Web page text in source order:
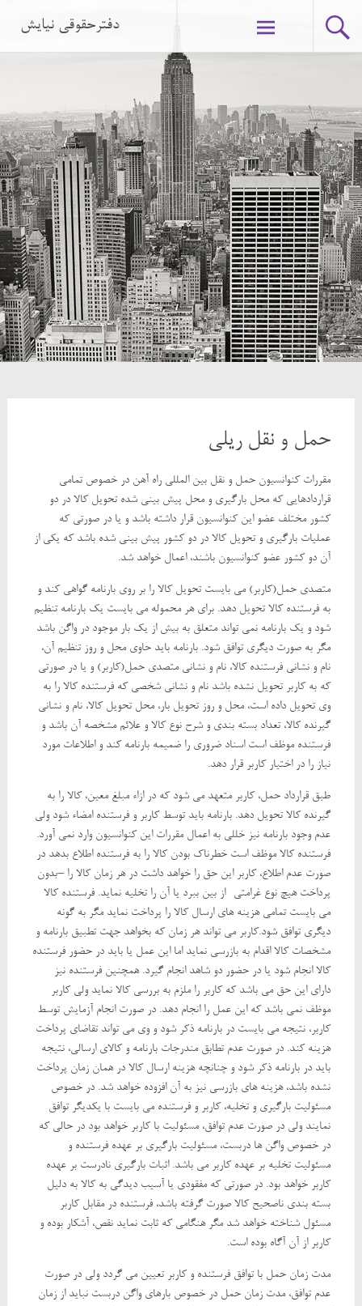
دفترحقوقی نیایش
Skip to content
حمل و نقل ریلی
مقررات کنوانسیون حمل و نقل بین المللی راه آهن در خصوص تمامی
قراردادهایی که محل بارگیری و محل پیش بینی شده تحویل کالا در دو
کشور مختلف عضو این کنوانسیون قرار داشته باشد و یا در صورتی که
عملیات بارگیری و تحویل کالا در دو کشور پیش بینی شده باشد که یکی از
آن دو کشور عضو کنوانسیون باشند، اعمال خواهد شد.
متصدی حمل(کاربر) می بایست تحویل کالا را بر روی بارنامه گواهی کند و
به فرستنده کالا تحویل دهد. برای هر محموله می بایست یک بارنامه تنظیم
شود و یک بارنامه نمی تواند متعلق به بیش از یک بار موجود در واگن باشد
مگر به صورت دیگری توافق شود. بارنامه باید حاوی محل و روز تنظیم آن،
نام و نشانی فرستنده کالا، نام و نشانی متصدی حمل(کاربر) و یا در صورتی
که به کاربر تحویل نشده باشد نام و نشانی شخصی که فرستنده کالا را به
وی تحویل داده است، محل و روز تحویل بار، محل تحویل کالا، نام و نشانی
گیرنده کالا، تعداد بسته بندی و شرح نوع کالا و علائم مشخصه آن باشد و
فرستنده موظف است اسناد ضروری را ضمیمه بارنامه کند و اطلاعات مورد
نیاز را در اختیار کاربر قرار دهد.
طبق قرارداد حمل، کاربر متعهد می شود که در ازاء مبلغ معین، کالا را به
گیرنده کالا تحویل دهد. بارنامه باید توسط کاربر و فرستنده امضاء شود ولی
عدم وجود بارنامه نیز خللی به اعمال مقررات این کنوانسیون وارد نمی آورد.
فرستنده کالا موظف است خطرناک بودن کالا را به فرستنده اطلاع بدهد در
صورت عدم اطلاع، کاربر این حق را خواهد داشت در هر زمان کالا را –بدون
پرداخت هیچ نوع غرامتی- از بین ببرد یا آن را تخلیه نماید. فرستنده کالا
می بایست تمامی هزینه های ارسال کالا را پرداخت نماید مگر به گونه
دیگری توافق شود.کاربر می تواند هر زمان که بخواهد جهت تطبیق بارنامه و
مشخصات کالا اقدام به بازرسی نماید اما این عمل یا باید در حضور فرستنده
کالا انجام شود یا در حضور دو شاهد انجام گیرد. همچنین فرستنده نیز
دارای این حق می باشد که کاربر را ملزم به بررسی کالا نماید ولی کاربر
موظف نمی باشد که این عمل را انجام دهد. در صورت انجام آزمایش توسط
کاربر، نتیجه می بایست در بارنامه ذکر شود و وی می تواند تقاضای پرداخت
هزینه کند. در صورت عدم تطابق مندرجات بارنامه و کالای ارسالی، نتیجه
باید در بارنامه ذکر شود و چنانچه هزینه ارسال کالا در همان زمان پرداخت
نشده باشد، هزینه های بازرسی نیز به آن افزوده خواهد شد. در خصوص
مسئولیت بارگیری و تخلیه، کاربر و فرستنده می بایست با یکدیگر توافق
نمایند ولی در صورت عدم توافق، مسئولیت با کاربر خواهد بود در حالی که
در خصوص واگن ها دربست، مسئولیت بارگیری بر عهده فرستنده و
مسئولیت تخلیه بر عهده کاربر می باشد. اثبات بارگیری نادرست بر عهده
کاربر خواهد بود. در صورتی که مفقودی یا آسیب دیدگی به کالا به دلیل
بسته بندی ناصحیح کالا صورت گرفته باشد، فرستنده در مقابل کاربر
مسئول شناخته خواهد شد مگر هنگامی که ثابت نماید نقص، آشکار بوده و
کاربر از آن آگاه بوده است.
مدت زمان حمل با توافق فرستنده و کاربر تعیین می گردد ولی در صورت
عدم توافق، مدت زمان حمل در خصوص بارهای واگن دربست نباید از زمان